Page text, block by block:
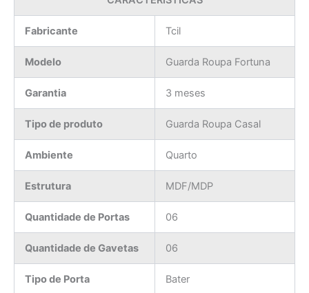
Fabricante Tcil
Modelo Guarda Roupa Fortuna
Garantia 3 meses
Tipo de produto Guarda Roupa Casal
Ambiente Quarto
Estrutura MDF/MDP
Quantidade de Portas 06
Quantidade de Gavetas 06
Tipo de Porta Bater